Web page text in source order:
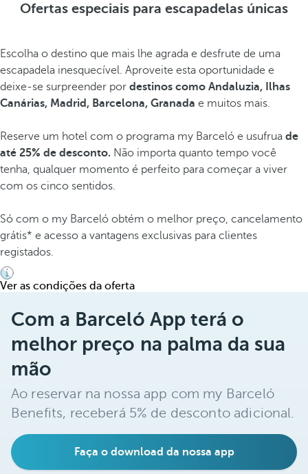
Ofertas especiais para escapadelas únicas
Escolha o destino que mais lhe agrada e desfrute de uma
escapadela inesquecível. Aproveite esta oportunidade e
deixe-se surpreender por destinos como Andaluzia, Ilhas
Canárias, Madrid, Barcelona, Granada e muitos mais.
Reserve um hotel com o programa my Barceló e usufrua de
até 25% de desconto. Não importa quanto tempo você
tenha, qualquer momento é perfeito para começar a viver
com os cinco sentidos.
Só com o my Barceló obtém o melhor preço, cancelamento
grátis* e acesso a vantagens exclusivas para clientes
registados.
Ver as condições da oferta
Com a Barceló App terá o
melhor preço na palma da sua
mão
Ao reservar na nossa app com my Barceló
Benefits, receberá 5% de desconto adicional.
Faça o download da nossa app